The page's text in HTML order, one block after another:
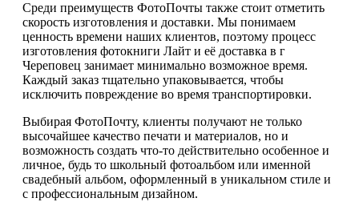
Среди преимуществ ФотоПочты также стоит отметить
скорость изготовления и доставки. Мы понимаем
ценность времени наших клиентов, поэтому процесс
изготовления фотокниги Лайт и её доставка в г
Череповец занимает минимально возможное время.
Каждый заказ тщательно упаковывается, чтобы
исключить повреждение во время транспортировки.
Выбирая ФотоПочту, клиенты получают не только
высочайшее качество печати и материалов, но и
возможность создать что-то действительно особенное и
личное, будь то школьный фотоальбом или именной
свадебный альбом, оформленный в уникальном стиле и
с профессиональным дизайном.